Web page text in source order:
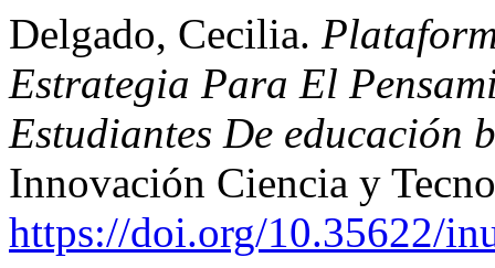
Delgado, Cecilia.
Estrategia Para El
Estudiantes De educación
Innovación Ciencia y
https://doi.org/10.35622/